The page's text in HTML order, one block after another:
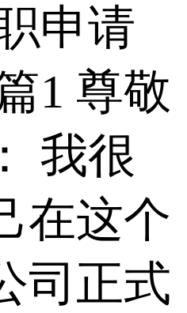
申请
1 尊敬
我很
在这个
司正式